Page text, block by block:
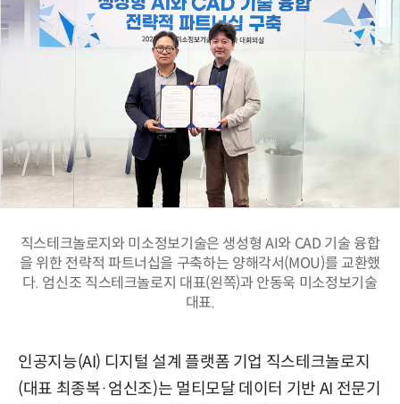
직스테크놀로지와 미소정보기술은 생성형 AI와 CAD 기술 융합
을 위한 전략적 파트너십을 구축하는 양해각서(MOU)를 교환했
다. 엄신조 직스테크놀로지 대표(왼쪽)과 안동욱 미소정보기술
대표.
인공지능(AI) 디지털 설계 플랫폼 기업 직스테크놀로지
(대표 최종복·엄신조)는 멀티모달 데이터 기반 AI 전문기